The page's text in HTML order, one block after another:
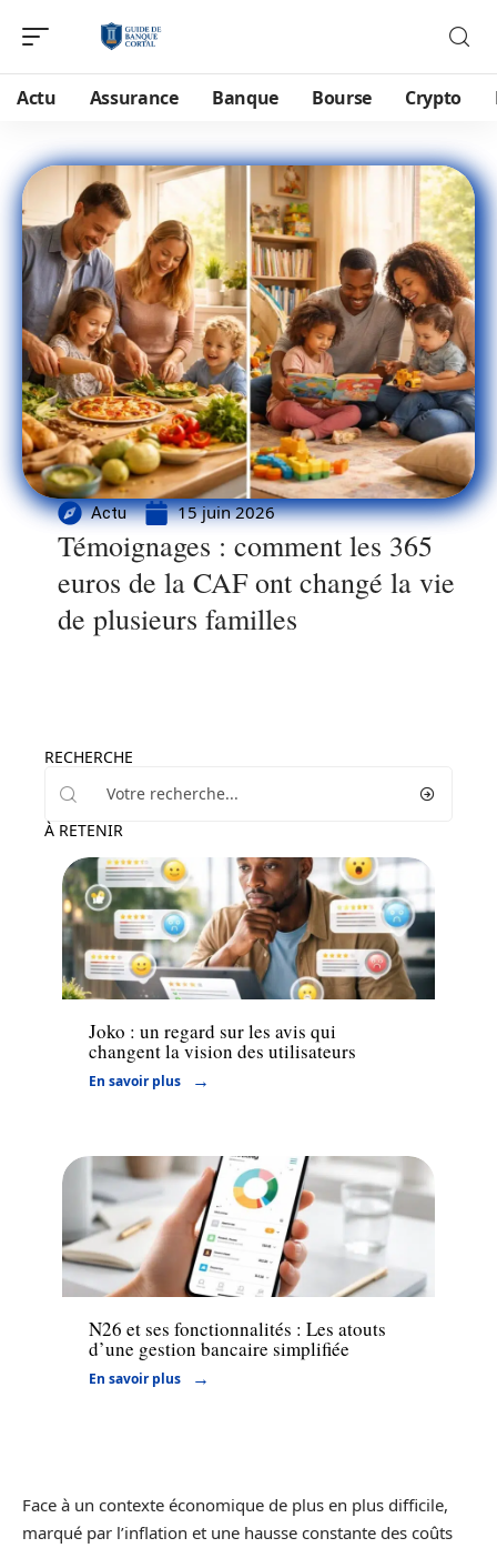
Actu Assurance Banque Bourse Crypto
Actu 15 juin 2026
Témoignages : comment les 365
euros de la CAF ont changé la vie
de plusieurs familles
RECHERCHE
À RETENIR
Actu
Joko : un regard sur les avis qui
changent la vision des utilisateurs
En savoir plus
Banque
N26 et ses fonctionnalités : Les atouts
d’une gestion bancaire simplifiée
En savoir plus
Face à un contexte économique de plus en plus difficile,
marqué par l’inflation et une hausse constante des coûts